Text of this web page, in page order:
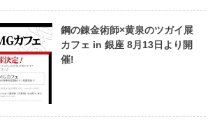
鋼の錬金術師×黄泉のツガイ展
カフェ in 銀座 8月13日より開
催!